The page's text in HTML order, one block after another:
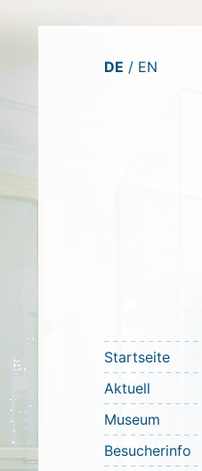
Zum
Inhalt
DE EN
Startseite
Aktuell
Museum
Besucherinfo